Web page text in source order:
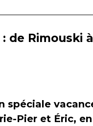
de Rimouski à
spéciale
Pier et Éric,